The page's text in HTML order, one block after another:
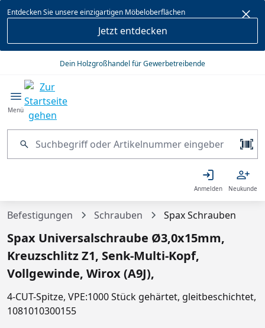
springen
Entdecken Sie unsere einzigartigen Möbeloberflächen
Jetzt entdecken
Dein Holzgroßhandel für Gewerbetreibende
Menü
Anmelden Neukunde
Befestigungen Schrauben Spax Schrauben
Spax Universalschraube Ø3,0x15mm,
Kreuzschlitz Z1, Senk-Multi-Kopf,
Vollgewinde, Wirox (A9J),
4-CUT-Spitze, VPE:1000 Stück gehärtet, gleitbeschichtet,
1081010300155